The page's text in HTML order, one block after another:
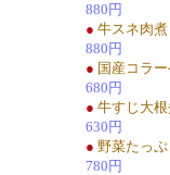
880円
● 牛スネ肉
880円
● 国産コラ
680円
● 牛すじ大
630円
● 野菜たっ
780円